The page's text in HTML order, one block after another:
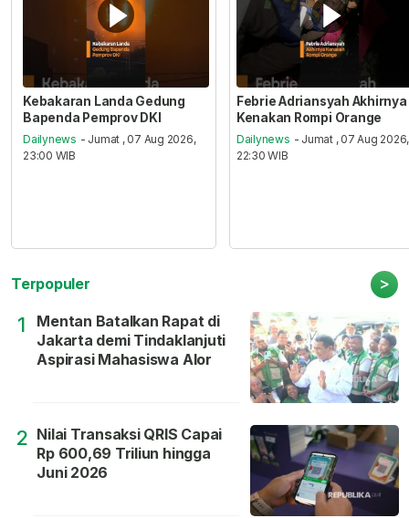
Kebakaran Landa Gedung
Bapenda Pemprov DKI
Dailynews - Jumat , 07 Aug 2026,
23:00 WIB
Febrie Adriansyah Akhirnya
Kenakan Rompi Orange
Dailynews - Jumat , 07 Aug 2026,
22:30 WIB
Terpopuler >
1
Mentan Batalkan Rapat di
Jakarta demi Tindaklanjuti
Aspirasi Mahasiswa Alor
2 Nilai Transaksi QRIS Capai
Rp 600,69 Triliun hingga
Juni 2026